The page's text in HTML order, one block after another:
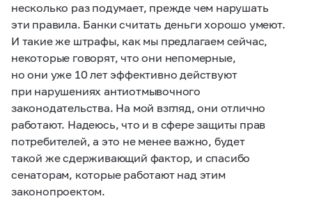
несколько раз подумает, прежде чем нарушать
эти правила. Банки считать деньги хорошо умеют.
И такие же штрафы, как мы предлагаем сейчас,
некоторые говорят, что они непомерные,
но они уже 10 лет эффективно действуют
при нарушениях антиотмывочного
законодательства. На мой взгляд, они отлично
работают. Надеюсь, что и в сфере защиты прав
потребителей, а это не менее важно, будет
такой же сдерживающий фактор, и спасибо
сенаторам, которые работают над этим
законопроектом.